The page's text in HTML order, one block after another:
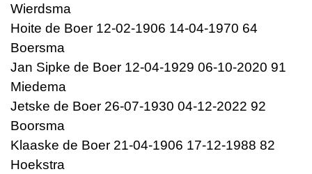
Wierdsma
Hoite de Boer 12-02-1906 14-04-1970 64
Boersma
Jan Sipke de Boer 12-04-1929 06-10-2020 91
Miedema
Jetske de Boer 26-07-1930 04-12-2022 92
Boorsma
Klaaske de Boer 21-04-1906 17-12-1988 82
Hoekstra